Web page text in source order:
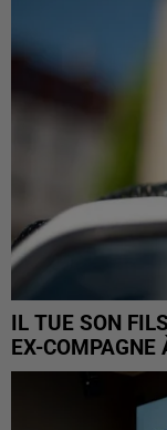
IL TUE SON
EX-COMPAGNE